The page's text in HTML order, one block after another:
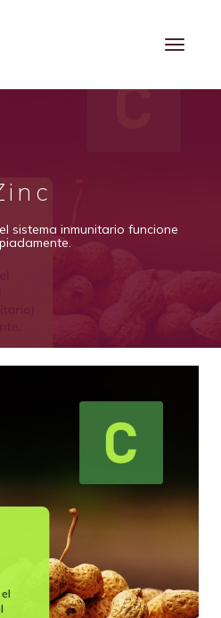
sistema inmunitario funcione